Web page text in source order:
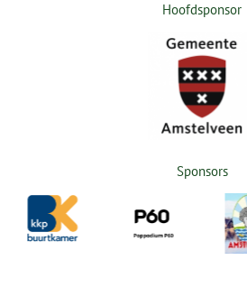
Hoofdsponsor
Sponsors